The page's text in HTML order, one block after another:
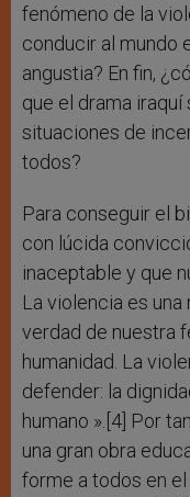
fenómeno de la
conducir al mundo
angustia? En fin,
que el drama
situaciones de
todos?
Para conseguir el
con lúcida
inaceptable y que
La violencia es
verdad de nuestra
humanidad. La
defender: la
humano ».[4] Por
una gran obra
forme a todos en